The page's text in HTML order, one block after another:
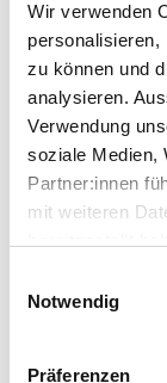
Wir verwenden
personalisieren,
zu können und
analysieren.
Verwendung
soziale Medien,
Partner:innen
mit weiteren
Notwendig
Präferenzen
sprechen – sei
medizinischem
Schmerzen
dürfen
Auch der
sehr
«Selbsthilfe
7.
Wissen schafft